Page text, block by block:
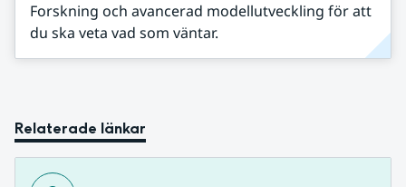
Forskning och avancerad modellutveckling för att
du ska veta vad som väntar.
Relaterade länkar